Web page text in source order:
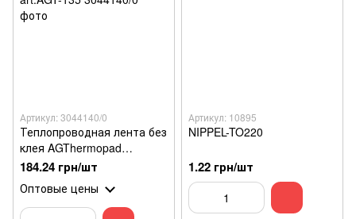
Артикул: 3044140/0
Теплопроводная лента без
клея AGThermopad
20x130x2мм, 1.5 W/mK
184.24 грн/шт
Оптовые цены
Артикул: 10895
NIPPEL-TO220
1.22 грн/шт